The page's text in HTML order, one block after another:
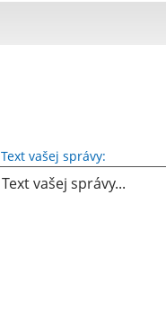
Text vašej správy: Text